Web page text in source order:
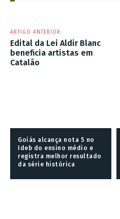
ARTIGO ANTERIOR
Edital da Lei Aldir Blanc
beneficia artistas em
Catalão
Goiás alcança nota 5 no
Ideb do ensino médio e
registra melhor resultado
da série histórica